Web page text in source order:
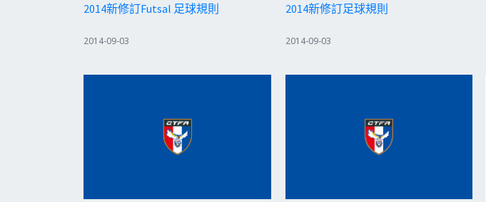
2014新修訂Futsal 足球規則
2014-09-03
2014新修訂足球規則
2014-09-03